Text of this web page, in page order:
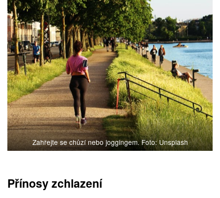
Zahřejte se chůzí nebo joggingem. Foto: Unsplash
Přínosy zchlazení